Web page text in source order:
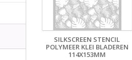
SILKSCREEN STENCIL
POLYMEER KLEI BLADEREN
114X153MM